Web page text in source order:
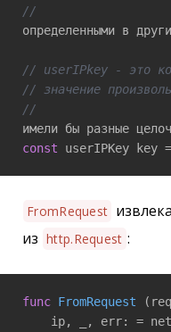
//
определенными в
// userIPkey - это
// значение
//
const userIPKey key =
FromRequest
из http.Request :
func FromRequest
ip, _, err: =